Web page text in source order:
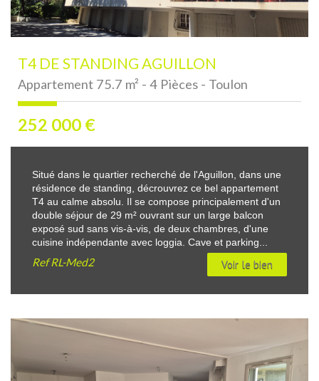
T4 DE STANDING AGUILLON
Appartement 75.7 m² - 4 Pièces - Toulon
252 000 €
Situé dans le quartier recherché de l'Aguillon, dans une
résidence de standing, décrouvrez ce bel appartement
T4 au calme absolu. Il se compose principalement d'un
double séjour de 29 m² ouvrant sur un large balcon
exposé sud sans vis-à-vis, de deux chambres, d'une
cuisine indépendante avec loggia. Cave et parking...
RefRL-Med2 Voir le bien